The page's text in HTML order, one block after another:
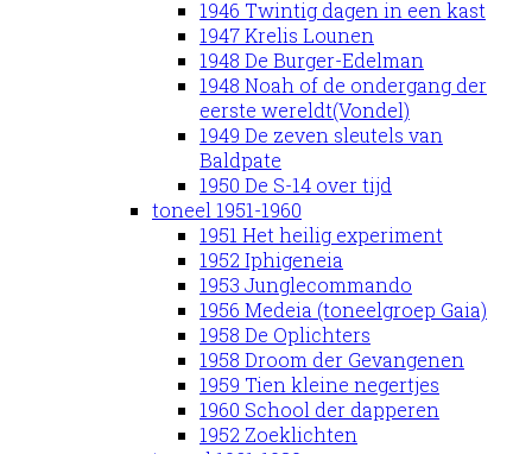
1946 Twintig dagen in een kast
1947 Krelis Lounen
1948 De Burger-Edelman
1948 Noah of de ondergang der
eerste wereldt(Vondel)
1949 De zeven sleutels van
Baldpate
1950 De S-14 over tijd
toneel 1951-1960
1951 Het heilig experiment
1952 Iphigeneia
1953 Junglecommando
1956 Medeia (toneelgroep Gaia)
1958 De Oplichters
1958 Droom der Gevangenen
1959 Tien kleine negertjes
1960 School der dapperen
1952 Zoeklichten